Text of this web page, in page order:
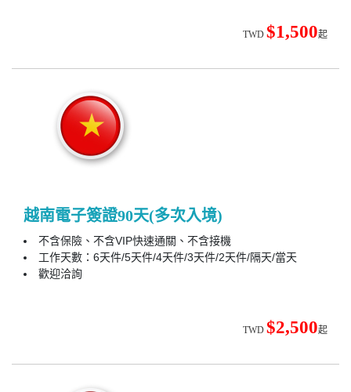
TWD $1,500起
越南電子簽證90天(多次入境)
不含保險、不含VIP快速通關、不含接機
工作天數：6天件/5天件/4天件/3天件/2天件/隔天/當天
歡迎洽詢
TWD $2,500起